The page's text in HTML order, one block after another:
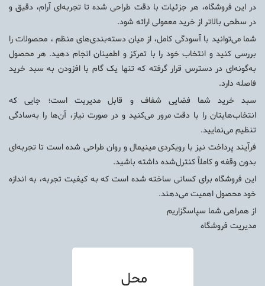
در این فروشگاه، هر جزئیات با دقت طراحی شده تا تجربه‌ای آرام، دقیق و
در سطحی بالاتر از خرید معمولی ارائه شود.
شما می‌توانید با آسودگی کامل، از میان دسته‌بندی‌های منظم ، محصولات را
بررسی کنید و انتخاب خود را با تمرکز و اطمینان انجام دهید. هر محصول
به‌گونه‌ای در دسترس قرار گرفته که تنها یک گام با افزودن به سبد خرید
فاصله دارد.
سبد خرید شما فضایی شفاف و قابل مدیریت است؛ جایی که
انتخاب‌هایتان را با دقت مرور می‌کنید و در صورت نیاز، آن‌ها را به‌سادگی
تنظیم می‌نمایید.
فرآیند پرداخت نیز با رویکردی مینیمال و روان طراحی شده است تا تجربه‌ای
بدون وقفه و کاملاً کنترل‌شده داشته باشید.
این فروشگاه برای کسانی ساخته شده است که به کیفیت تجربه، به اندازه
خود محصول اهمیت می‌دهند.
از همراهی شما سپاسگزاریم
مدیریت فروشگاه